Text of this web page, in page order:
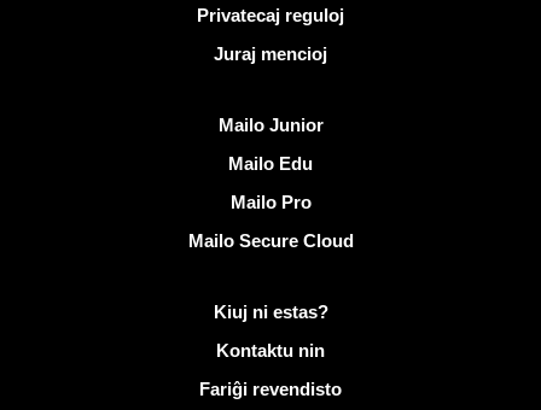
Privatecaj reguloj
Juraj mencioj
Mailo Junior
Mailo Edu
Mailo Pro
Mailo Secure Cloud
Kiuj ni estas?
Kontaktu nin
Fariĝi revendisto